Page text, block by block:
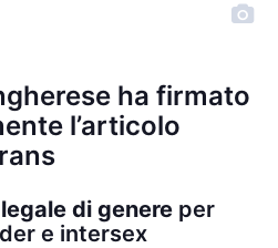
ha firmato
l’articolo
di genere per
e intersex